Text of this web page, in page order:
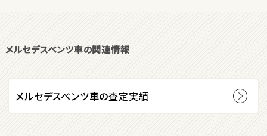
ダイハツ
メルセデスベンツ車の関連情報
メルセデスベンツ車の査定実績